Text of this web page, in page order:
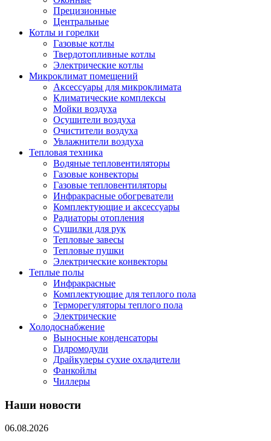
Прецизионные
Центральные
Котлы и горелки
Газовые котлы
Твердотопливные котлы
Электрические котлы
Микроклимат помещений
Аксессуары для микроклимата
Климатические комплексы
Мойки воздуха
Осушители воздуха
Очистители воздуха
Увлажнители воздуха
Тепловая техника
Водяные тепловентиляторы
Газовые конвекторы
Газовые тепловентиляторы
Инфракрасные обогреватели
Комплектующие и аксессуары
Радиаторы отопления
Сушилки для рук
Тепловые завесы
Тепловые пушки
Электрические конвекторы
Теплые полы
Инфракрасные
Комплектующие для теплого пола
Терморегуляторы теплого пола
Электрические
Холодоснабжение
Выносные конденсаторы
Гидромодули
Драйкулеры сухие охладители
Фанкойлы
Чиллеры
Наши новости
06.08.2026